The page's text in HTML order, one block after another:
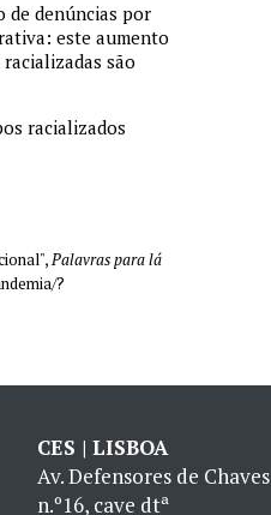
de denúncias por
este aumento
são
racializados
Palavras para lá
?
CES | LISBOA
Av. Defensores de Chaves
n.º16, cave dtª